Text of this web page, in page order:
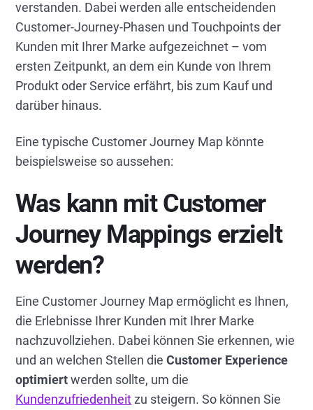
verstanden. Dabei werden alle entscheidenden
Customer-Journey-Phasen und Touchpoints der
Kunden mit Ihrer Marke aufgezeichnet – vom
ersten Zeitpunkt, an dem ein Kunde von Ihrem
Produkt oder Service erfährt, bis zum Kauf und
darüber hinaus.
Eine typische Customer Journey Map könnte
beispielsweise so aussehen:
Was kann mit Customer
Journey Mappings erzielt
werden?
Eine Customer Journey Map ermöglicht es Ihnen,
die Erlebnisse Ihrer Kunden mit Ihrer Marke
nachzuvollziehen. Dabei können Sie erkennen, wie
und an welchen Stellen dieCustomer Experience
optimiertwerden sollte, um die
Kundenzufriedenheitzu steigern. So können Sie